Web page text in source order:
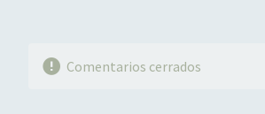
Comentarios cerrados